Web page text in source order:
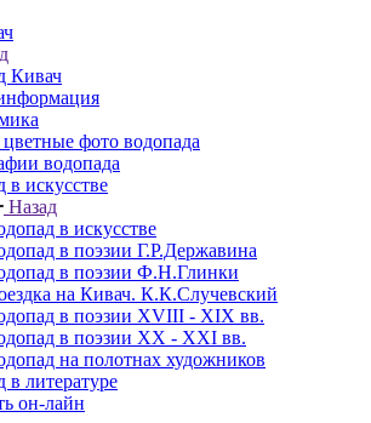
Кивач
фото водопада
водопада
в искусстве
Назад
в искусстве
в поэзии Г.Р.Державина
в поэзии Ф.Н.Глинки
на Кивач. К.К.Случевский
в поэзии XVIII - XIX вв.
в поэзии XX - XXI вв.
на полотнах художников
в литературе
он-лайн